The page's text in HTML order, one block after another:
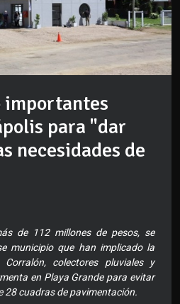
importantes
para "dar
necesidades de
de 112 millones de pesos, se
municipio que han implicado la
colectores pluviales y
en Playa Grande para evitar
28 cuadras de pavimentación.